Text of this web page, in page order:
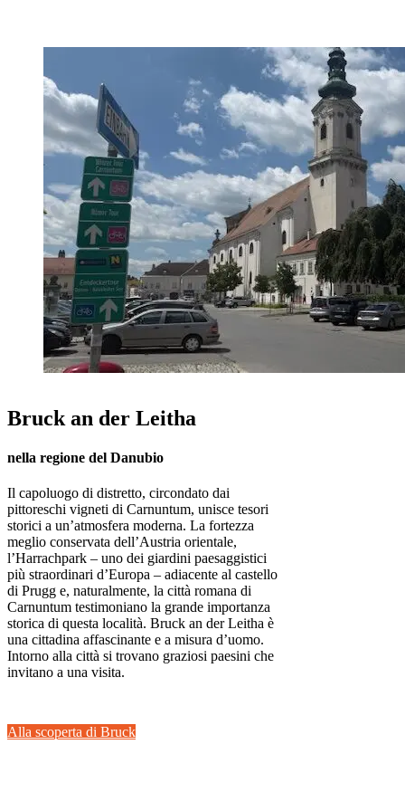
Bruck an der Leitha
nella regione del Danubio
Il capoluogo di distretto, circondato dai
pittoreschi vigneti di Carnuntum, unisce tesori
storici a un’atmosfera moderna. La fortezza
meglio conservata dell’Austria orientale,
l’Harrachpark – uno dei giardini paesaggistici
più straordinari d’Europa – adiacente al castello
di Prugg e, naturalmente, la città romana di
Carnuntum testimoniano la grande importanza
storica di questa località. Bruck an der Leitha è
una cittadina affascinante e a misura d’uomo.
Intorno alla città si trovano graziosi paesini che
invitano a una visita.
Alla scoperta di Bruck